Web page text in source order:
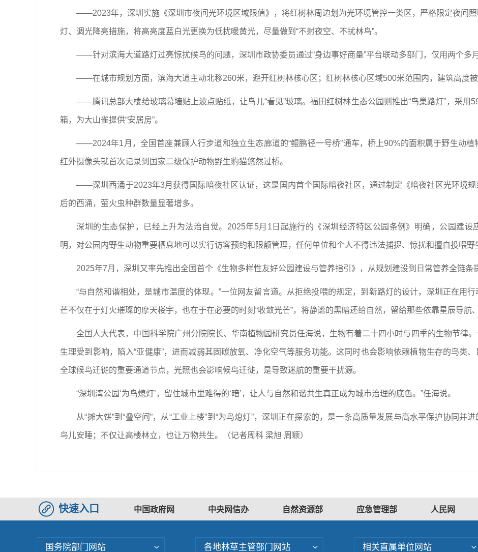
——2023年，深圳实施《深圳市夜间光环境区域限值》，将红树林周边划为光环境管控一类区，严格限定夜间照
灯、调光降亮措施，将高亮度蓝白光更换为低扰暖黄光，尽量做到“不射夜空、不扰林鸟”。
——针对滨海大道路灯过亮惊扰候鸟的问题，深圳市政协委员通过“身边事好商量”平台联动多部门，仅用两个多月
——在城市规划方面，滨海大道主动北移260米，避开红树林核心区；红树林核心区域500米范围内，建筑高度被
——腾讯总部大楼给玻璃幕墙贴上波点贴纸，让鸟儿“看见”玻璃。福田红树林生态公园则推出“鸟巢路灯”，采用
箱，为大山雀提供“安居房”。
——2024年1月，全国首座兼顾人行步道和独立生态廊道的“鲲鹏径一号桥”通车，桥上90%的面积属于野生动植
红外摄像头就首次记录到国家二级保护动物野生豹猫悠然过桥。
——深圳西涌于2023年3月获得国际暗夜社区认证，这是国内首个国际暗夜社区，通过制定《暗夜社区光环境规
后的西涌，萤火虫种群数量显著增多。
深圳的生态保护，已经上升为法治自觉。2025年5月1日起施行的《深圳经济特区公园条例》明确，公园建设
明，对公园内野生动物重要栖息地可以实行访客预约和限额管理，任何单位和个人不得违法捕捉、惊扰和擅自投喂野
2025年7月，深圳又率先推出全国首个《生物多样性友好公园建设与管养指引》，从规划建设到日常管养全链条
“与自然和谐相处，是城市温度的体现。”一位网友留言道。从拒绝投喂的规定，到新路灯的设计，深圳正在用
芒不仅在于灯火璀璨的摩天楼宇，也在于在必要的时刻“收敛光芒”，将静谧的黑暗还给自然，留给那些依靠星辰导航
全国人大代表，中国科学院广州分院院长、华南植物园研究员任海说，生物有着二十四小时与四季的生物节律。
生理受到影响，陷入“亚健康”，进而减弱其固碳放氧、净化空气等服务功能。这同时也会影响依赖植物生存的鸟类
全球候鸟迁徙的重要通道节点，光照也会影响候鸟迁徙，是导致迷航的重要干扰源。
“深圳湾公园‘为鸟熄灯’，留住城市里难得的‘暗’，让人与自然和谐共生真正成为城市治理的底色。”任海说。
从“摊大饼”到“叠空间”，从“工业上楼”到“为鸟熄灯”，深圳正在探索的，是一条高质量发展与高水平保护协同并
鸟儿安睡；不仅让高楼林立，也让万物共生。（记者周科 梁旭 周颖）
快速入口 中国政府网 中央网信办 自然资源部 应急管理部 人民网
国务院部门网站 各地林草主管部门网站 相关直属单位网站